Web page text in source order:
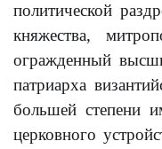
политической
княжества,
огражденный
патриарха
большей степени
церковного